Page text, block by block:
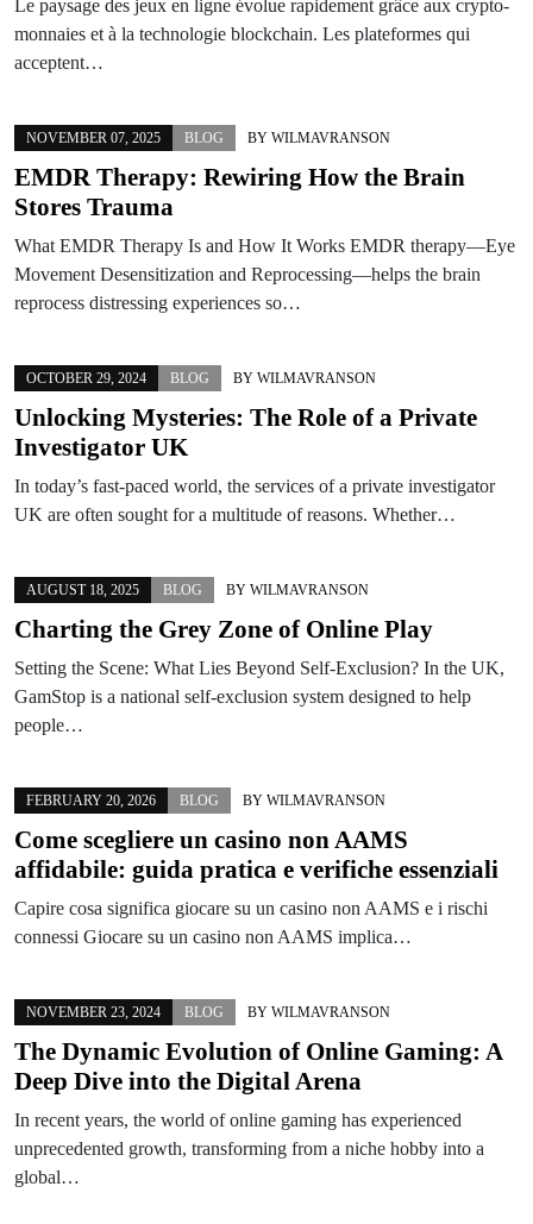
Le paysage des jeux en ligne évolue rapidement grâce aux crypto-
monnaies et à la technologie blockchain. Les plateformes qui
acceptent…
NOVEMBER 07, 2025 BLOG BY WILMAVRANSON
EMDR Therapy: Rewiring How the Brain
Stores Trauma
What EMDR Therapy Is and How It Works EMDR therapy—Eye
Movement Desensitization and Reprocessing—helps the brain
reprocess distressing experiences so…
OCTOBER 29, 2024 BLOG BY WILMAVRANSON
Unlocking Mysteries: The Role of a Private
Investigator UK
In today’s fast-paced world, the services of a private investigator
UK are often sought for a multitude of reasons. Whether…
AUGUST 18, 2025 BLOG BY WILMAVRANSON
Charting the Grey Zone of Online Play
Setting the Scene: What Lies Beyond Self-Exclusion? In the UK,
GamStop is a national self-exclusion system designed to help
people…
FEBRUARY 20, 2026 BLOG BY WILMAVRANSON
Come scegliere un casino non AAMS
affidabile: guida pratica e verifiche essenziali
Capire cosa significa giocare su un casino non AAMS e i rischi
connessi Giocare su un casino non AAMS implica…
NOVEMBER 23, 2024 BLOG BY WILMAVRANSON
The Dynamic Evolution of Online Gaming: A
Deep Dive into the Digital Arena
In recent years, the world of online gaming has experienced
unprecedented growth, transforming from a niche hobby into a
global…